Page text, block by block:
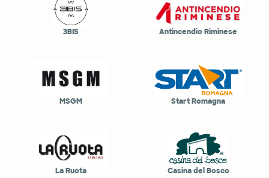
3BIS Antincendio Riminese
MSGM Start Romagna
La Ruota Casina del Bosco